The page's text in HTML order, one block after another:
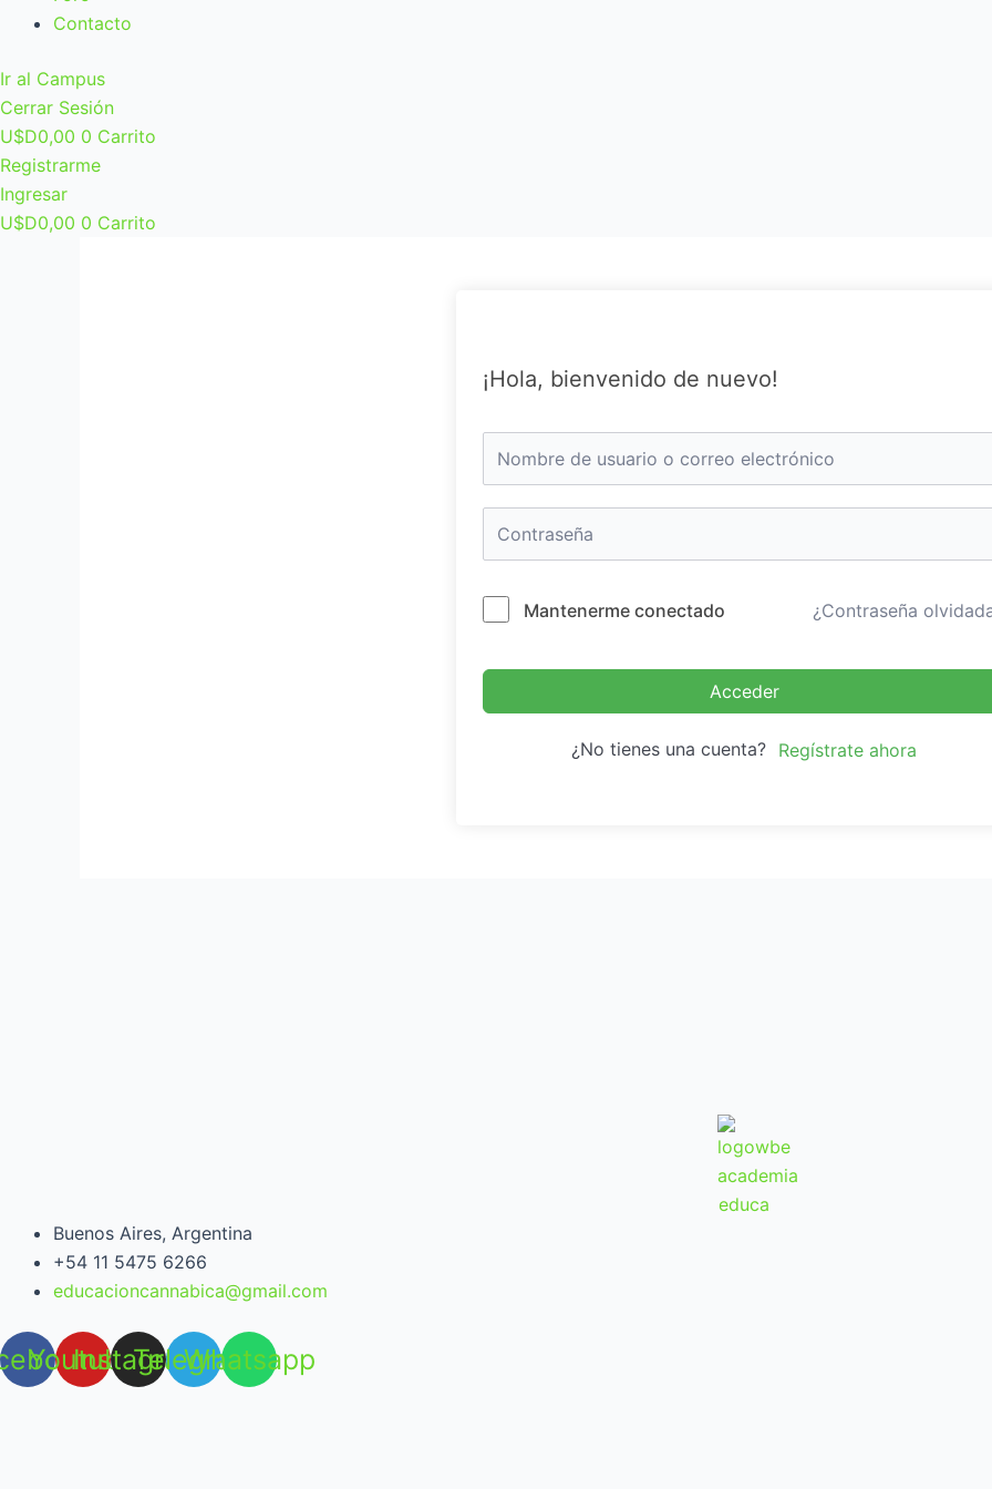
Contacto
Ir al Campus
Cerrar Sesión
U$D0,00 0 Carrito
Registrarme
Ingresar
U$D0,00 0 Carrito
¡Hola, bienvenido de nuevo!
Mantenerme conectado ¿Contraseña
Acceder
¿No tienes una cuenta? Regístrate ahora
Buenos Aires, Argentina
+54 11 5475 6266
educacioncannabica@gmail.com
Youtube
Instagram
Telegram
Whatsapp